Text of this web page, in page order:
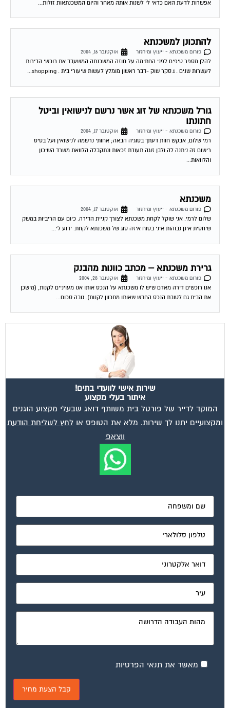
אפשרות לדעת האם כדאי לי לשנות אותה מאחר והיום המשכנתאות זולות...
להתכונן למשכנתא
פורום משכנתא - ייעוץ ומיחזור
אוקטובר 16, 2004
להלן מספר טיפים לפני החתימה על חוזה המשכנתה המשעבד את רוכשי הדירות
לעשרות שנים . 1.סקר שוק -דבר ראשון מומלץ לעשות שיעורי בית . shopping...
גורל משכנתא של זוג אשר נרשם לנישואין וביטל
חתונתו
פורום משכנתא - ייעוץ ומיחזור
אוקטובר 17, 2004
רמי שלום, אבקש חוות דעתך בסוגיה הבאה; אחותי נרשמה לנישואין ועל בסיס
רישום זה ניתנה לה ולבן זוגה תעודת זכאות ונתקבלה הלוואת משרד השיכון
והלוואות...
משכנתא
פורום משכנתא - ייעוץ ומיחזור
אוקטובר 17, 2004
שלום לרמי. אני שוקל לקחת משכנתא לצורך קניית הדירה. כיום עם הריביות במשק
שיחסית אינן גבוהות איני בטוח איזה סוג של משכנתא לקחת. ידוע לי...
גרירת משכנתא – מכתב כוונות מהבנק
פורום משכנתא - ייעוץ ומיחזור
אוקטובר 28, 2004
אנו רוכשים דירה מאדם שיש לו משכנתא על הנכס אותו אנו מעויניים לקנות, (מישכן
את הבית גם לטובת הנכס החדש שאותו מתכוון לקנות). גובה סכום...
שירות אישי לוועדי בתים!
איתור בעלי מקצוע
המוקד לדייר של פורטל בית משותף דואג שבעלי מקצוע הוגנים
ומקצועיים יתנו לך שירות. מלא את הטופס או לחץ לשליחת הודעת
ווצאפ
מאשר את תנאי הפרטיות